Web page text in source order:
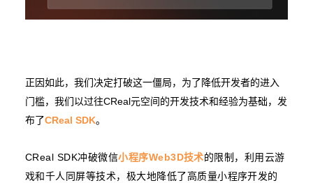
正因如此，我们决定打破这一僵局，为了降低开发者的进入
门槛，我们以过往CReal元空间的开发技术和经验为基础，发
布了CReal SDK。
CReal SDK冲破微信小程序Web3D技术的限制，利用云游
戏和千人同屏等技术，极大地降低了高质量小程序开发的